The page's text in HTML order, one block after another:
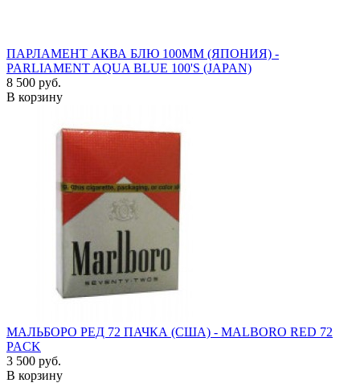
ПАРЛАМЕНТ АКВА БЛЮ 100ММ (ЯПОНИЯ) -
PARLIAMENT AQUA BLUE 100'S (JAPAN)
8 500 руб.
В корзину
МАЛЬБОРО РЕД 72 ПАЧКА (США) - MALBORO RED 72
PACK
3 500 руб.
В корзину